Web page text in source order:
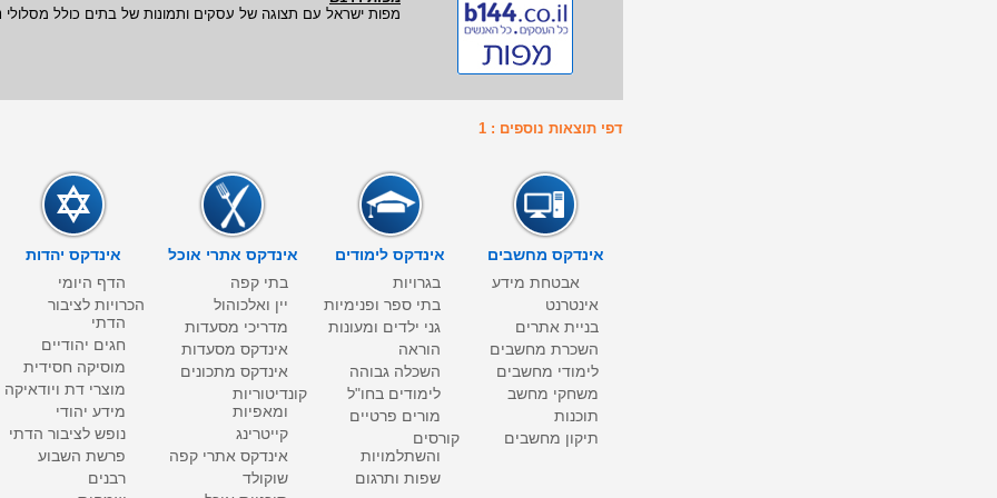
מפות ישראל עם תצוגה של עסקים ותמונות של בתים כולל מסלולי
דפי תוצאות נוספים : 1